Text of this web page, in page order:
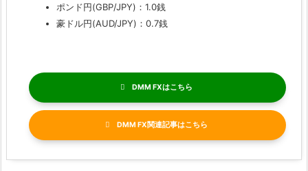
ポンド円(GBP/JPY)：1.0銭
豪ドル円(AUD/JPY)：0.7銭
DMM FX
DMM FX関連記事